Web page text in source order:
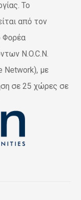
Το
από τον
Φορέα
N.O.C.N.
Network), με
σε 25 χώρες σε